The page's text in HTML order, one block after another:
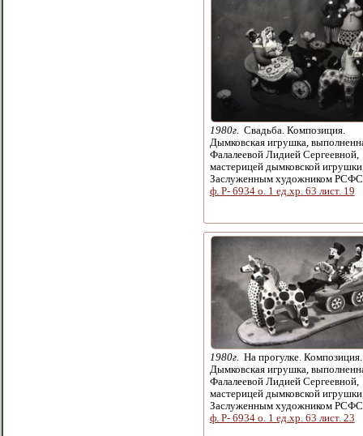
1980г. Свадьба. Композиция.
Дымковская игрушка,
Фалалеевой Лидией Сергеевной,
мастерицей дымковской
Заслуженным художником
ф. Р- 6934 о. 1 ед.хр. 63 лист. 19
1980г. На прогулке. Композиция.
Дымковская игрушка,
Фалалеевой Лидией Сергеевной,
мастерицей дымковской
Заслуженным художником
ф. Р- 6934 о. 1 ед.хр. 63 лист. 23